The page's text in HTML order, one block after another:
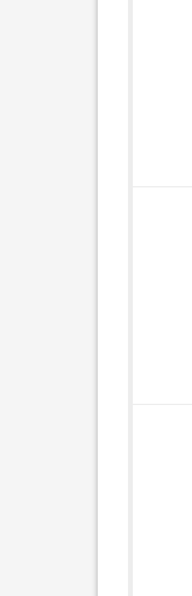
один
за